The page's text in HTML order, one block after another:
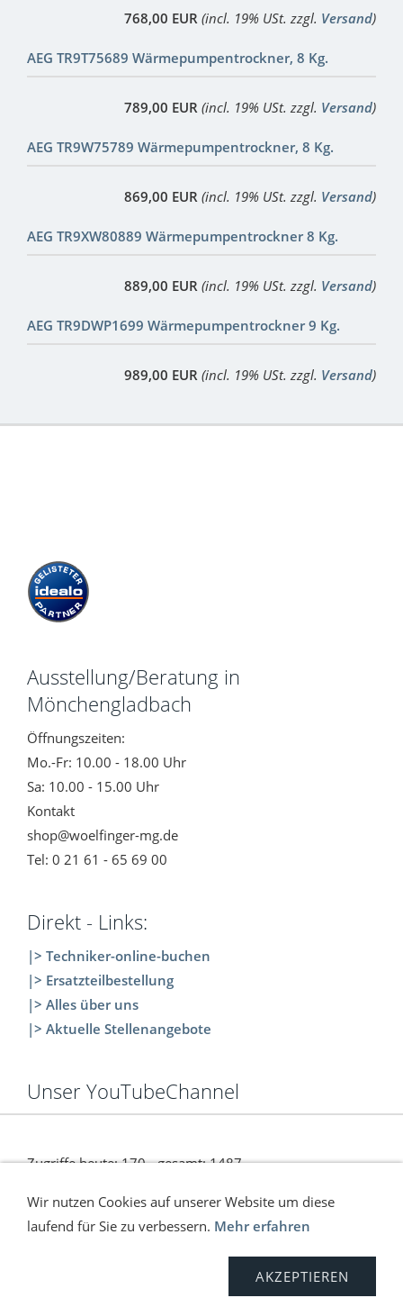
768,00 EUR (incl. 19% USt. zzgl. Versand)
AEG TR9T75689 Wärmepumpentrockner, 8 Kg.
789,00 EUR (incl. 19% USt. zzgl. Versand)
AEG TR9W75789 Wärmepumpentrockner, 8 Kg.
869,00 EUR (incl. 19% USt. zzgl. Versand)
AEG TR9XW80889 Wärmepumpentrockner 8 Kg.
889,00 EUR (incl. 19% USt. zzgl. Versand)
AEG TR9DWP1699 Wärmepumpentrockner 9 Kg.
989,00 EUR (incl. 19% USt. zzgl. Versand)
Ausstellung/Beratung in
Mönchengladbach
Öffnungszeiten:
Mo.-Fr: 10.00 - 18.00 Uhr
Sa: 10.00 - 15.00 Uhr
Kontakt
shop@woelfinger-mg.de
Tel: 0 21 61 - 65 69 00
Direkt - Links:
|> Techniker-online-buchen
|> Ersatzteilbestellung
|> Alles über uns
|> Aktuelle Stellenangebote
Unser YouTubeChannel
Zugriffe heute: 170 - gesamt: 1487.
Sitemap Datenschutz
© C. Wölfinger & Co. | ONLINE SHOP | 2026
Wir nutzen Cookies auf unserer Website um diese
laufend für Sie zu verbessern. Mehr erfahren
AKZEPTIEREN